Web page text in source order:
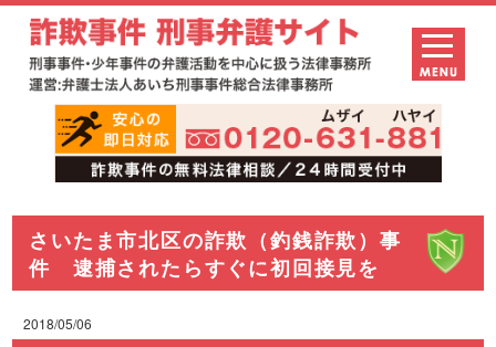
さいたま市北区の詐欺（釣銭詐欺）事
件 逮捕されたらすぐに初回接見を
2018/05/06